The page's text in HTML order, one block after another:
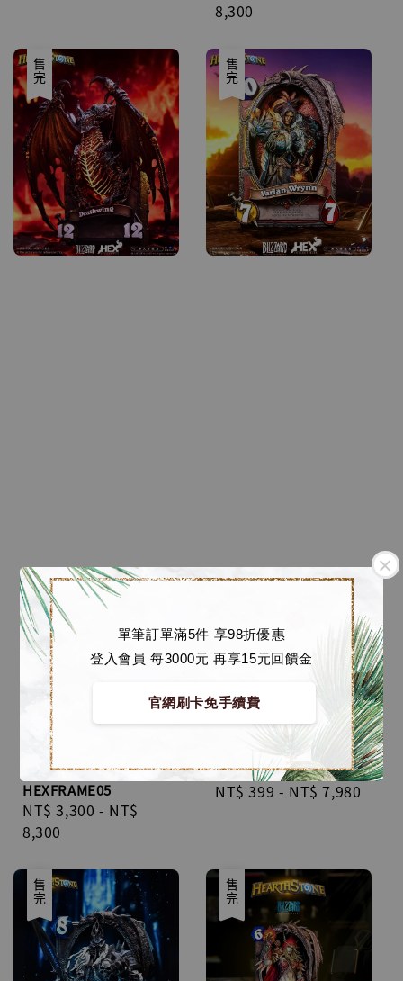
單筆訂單滿5件 享98折優惠
登入會員 每3000元 再享15元回饋金
官網刷卡免手續費
price
8,300
售完
【預購】HEX
Collectibles x Blizzard
暴雪 爐石傳說 死亡之翼
卡牌藝術雕像
HEXFRAME05
Regular
price
NT$ 3,300 - NT$
8,300
售完
爐石戰記 HEXFRAME02
瓦裡安•烏瑞恩卡牌藝術
雕像 [HEX Collectibles
x 暴雪遊戲]
Regular
NT$ 399 - NT$ 7,980
優惠
售完 優惠
售完